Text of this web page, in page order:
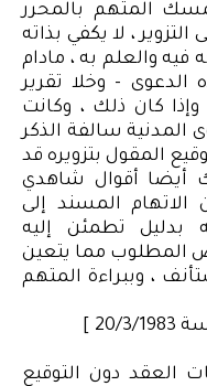
المتهم بالمحرر
، لا يكفي بذاته
فيه والعلم به ، مادام
الدعوى - وخلا تقرير
كان ذلك ، وكانت
المدنية سالفة الذكر
المقول بتزويره قد
أيضا أقوال شاهدي
الاتهام المسند إلى
بدليل تطمئن إليه
المطلوب مما يتعين
، وببراءة المتهم
العقد دون التوقيع